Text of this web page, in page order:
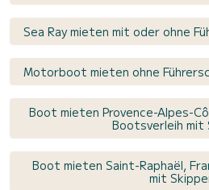
Sea Ray mieten mit oder ohne
Motorboot mieten ohne
Boot mieten Provence-Alpes-
Bootsverleih mit
Boot mieten Saint-Raphaël,
mit